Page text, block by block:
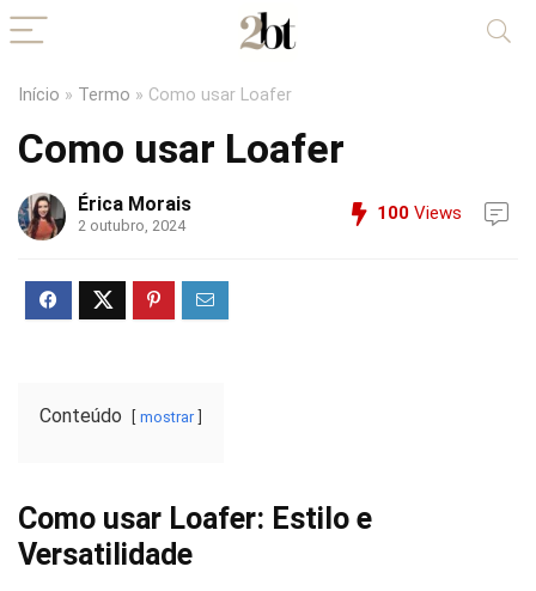
Início » Termo » Como usar Loafer
Como usar Loafer
Érica Morais
2 outubro, 2024
100 Views
Conteúdo mostrar
Como usar Loafer: Estilo e
Versatilidade